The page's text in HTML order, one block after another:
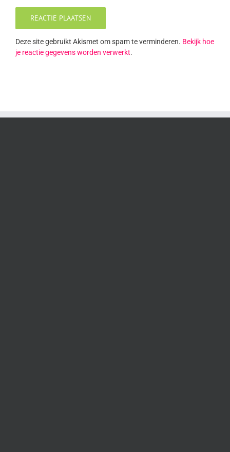
Deze site gebruikt Akismet om spam te verminderen. Bekijk hoe
je reactie gegevens worden verwerkt.